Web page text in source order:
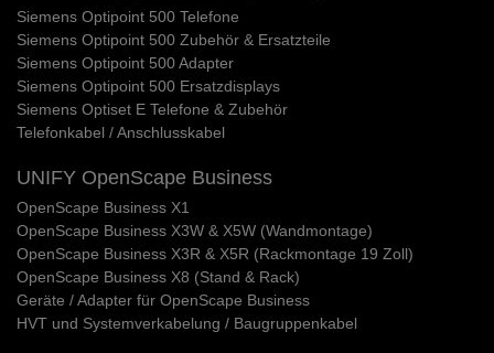
Siemens Optipoint 500 Telefone
Siemens Optipoint 500 Zubehör & Ersatzteile
Siemens Optipoint 500 Adapter
Siemens Optipoint 500 Ersatzdisplays
Siemens Optiset E Telefone & Zubehör
Telefonkabel / Anschlusskabel
UNIFY OpenScape Business
OpenScape Business X1
OpenScape Business X3W & X5W (Wandmontage)
OpenScape Business X3R & X5R (Rackmontage 19 Zoll)
OpenScape Business X8 (Stand & Rack)
Geräte / Adapter für OpenScape Business
HVT und Systemverkabelung / Baugruppenkabel